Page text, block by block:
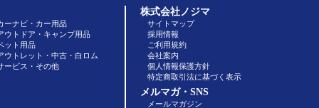
ーナビ・カー用品
ウトドア・キャンプ用品
ット用品
ウトレット・中古・白ロム
ービス・その他
株式会社ノジマ
サイトマップ
採用情報
ご利用規約
会社案内
個人情報保護方針
特定商取引法に基づく表示
メルマガ・SNS
メールマガジン